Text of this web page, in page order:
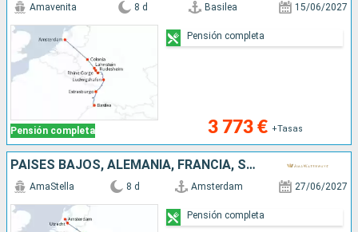
Pensión completa
Amavenita 8 d Basilea 15/06/2027
3 773 € +Tasas
Pensión completa
PAISES BAJOS, ALEMANIA, FRANCIA, SUIZA
AmaStella 8 d Amsterdam 27/06/2027
Pensión completa